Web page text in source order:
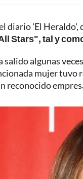
diario 'El Heraldo',
Stars", tal y
algunas
mujer tuvo
reconocido